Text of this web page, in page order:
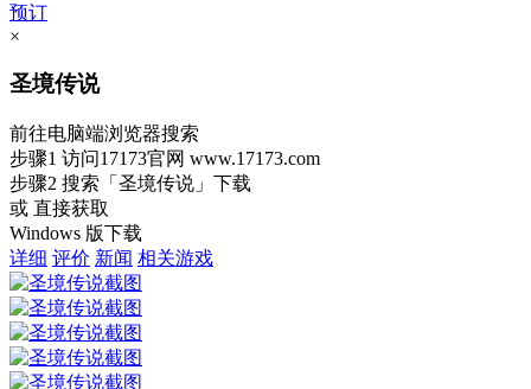
预订
×
圣境传说
前往电脑端浏览器搜索
步骤1 访问17173官网 www.17173.com
步骤2 搜索 「圣境传说」 下载
或 直接获取
Windows 版下载
详细 评价 新闻 相关游戏